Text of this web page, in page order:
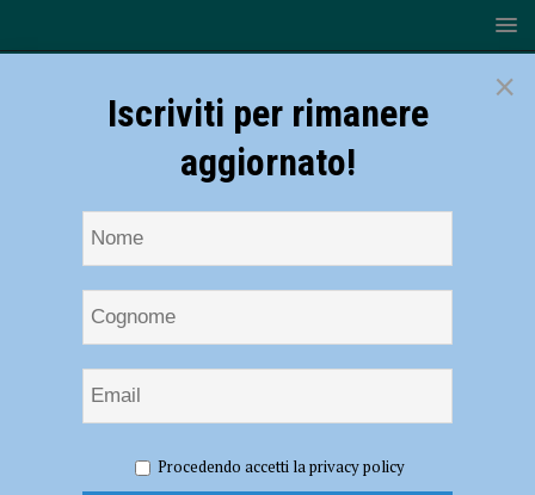
Bees, si torna in campo: è un’altra sfida-salvezza al PalaMagni contro
Virtus Kleb Ragusa
×
Iscriviti per rimanere
aggiornato!
Procedendo accetti la privacy policy